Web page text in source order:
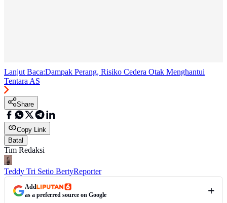
Lanjut Baca:Dampak Perang, Risiko Cedera Otak Menghantui
Tentara AS
Share
Copy Link
Batal
Tim Redaksi
Teddy Tri Setio BertyReporter
Add
as a preferred source on Google